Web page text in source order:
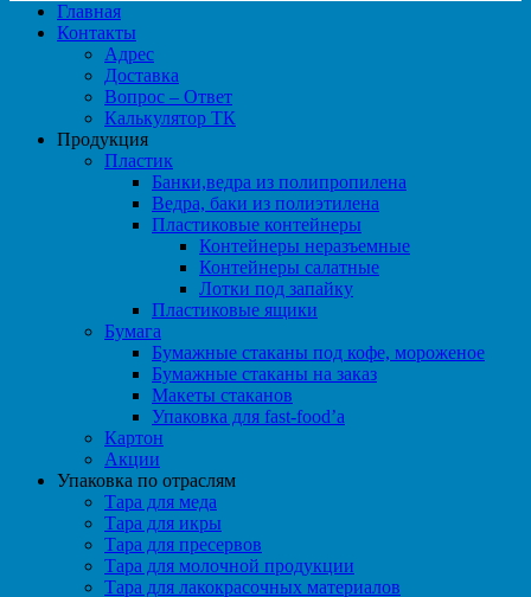
Главная
Контакты
Адрес
Доставка
Вопрос – Ответ
Калькулятор ТК
Продукция
Пластик
Банки,ведра из полипропилена
Ведра, баки из полиэтилена
Пластиковые контейнеры
Контейнеры неразъемные
Контейнеры салатные
Лотки под запайку
Пластиковые ящики
Бумага
Бумажные стаканы под кофе, мороженое
Бумажные стаканы на заказ
Макеты стаканов
Упаковка для fast-food’а
Картон
Акции
Упаковка по отраслям
Тара для меда
Тара для икры
Тара для пресервов
Тара для молочной продукции
Тара для лакокрасочных материалов